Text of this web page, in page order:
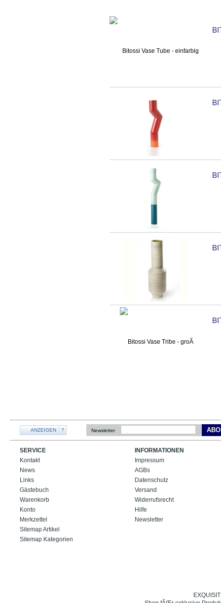
ANZEIGEN ? Newsletter
SERVICE
Kontakt
News
Links
Gästebuch
Warenkorb
Konto
Merkzettel
Sitemap Artikel
Sitemap Kategorien
INFORMATIONEN
Impressum
AGBs
Datenschutz
Versand
Widerrufsrecht
Hilfe
Newsletter